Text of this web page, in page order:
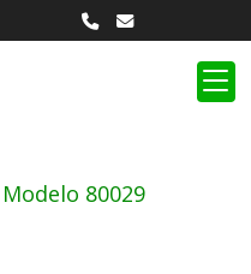
Modelo 80029